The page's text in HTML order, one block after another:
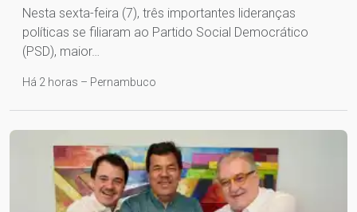
Nesta sexta-feira (7), três importantes lideranças
políticas se filiaram ao Partido Social Democrático
(PSD), maior…
Há 2 horas – Pernambuco